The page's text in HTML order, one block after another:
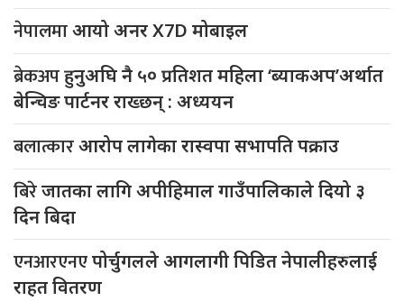
नेपालमाआयो अनर X7D मोबाइल
ब्रेकअपहुनुअघि नै ५० प्रतिशत महिला ‘ब्याकअप’अर्थात
बेन्चिङ पार्टनर राख्छन् : अध्ययन
बलात्कारआरोप लागेका रास्वपा सभापति पक्राउ
बिरेजातका लागि अपीहिमाल गाउँपालिकाले दियो ३
दिन बिदा
एनआरएनएपोर्चुगलले आगलागी पिडित नेपालीहरुलाई
राहत वितरण